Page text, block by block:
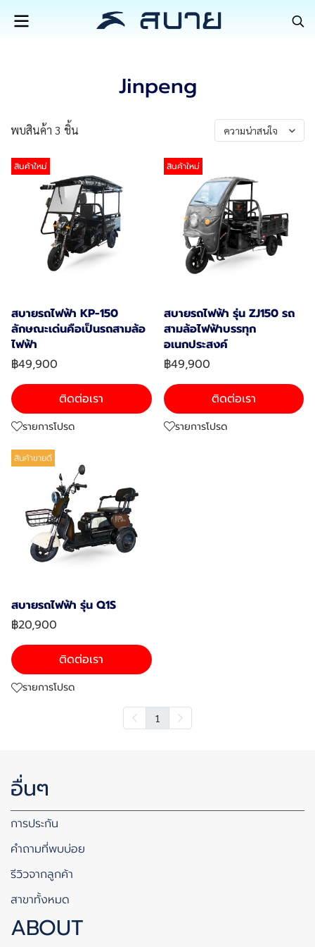
Jinpeng
พบสินค้า 3 ชิ้น ความน่าสนใจ
สินค้าใหม่
สบายรถไฟฟ้า KP-150
ลักษณะเด่นคือเป็นรถสามล้อ
ไฟฟ้า
฿49,900
ติดต่อเรา
รายการโปรด
สินค้าใหม่
สบายรถไฟฟ้า รุ่น ZJ150 รถ
สามล้อไฟฟ้าบรรทุก
อเนกประสงค์
฿49,900
ติดต่อเรา
รายการโปรด
สินค้าขายดี
สบายรถไฟฟ้า รุ่น Q1S
฿20,900
ติดต่อเรา
รายการโปรด
1
อื่นๆ
การประกัน
คำถามที่พบบ่อย
รีวิวจากลูกค้า
สาขาทั้งหมด
ABOUT